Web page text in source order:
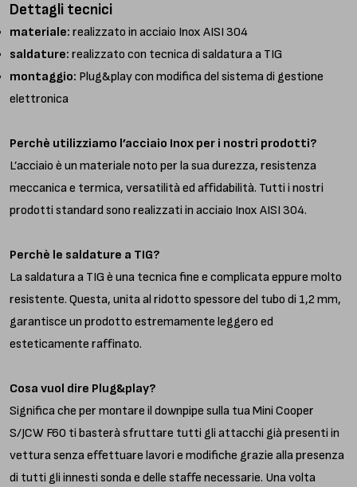
Dettagli tecnici
materiale: realizzato in acciaio Inox AISI 304
saldature: realizzato con tecnica di saldatura a TIG
montaggio: Plug&play con modifica del sistema di gestione
elettronica
Perchè utilizziamo l’acciaio Inox per i nostri prodotti?
L’acciaio è un materiale noto per la sua durezza, resistenza
meccanica e termica, versatilità ed affidabilità. Tutti i nostri
prodotti standard sono realizzati in acciaio Inox AISI 304.
Perchè le saldature a TIG?
La saldatura a TIG è una tecnica fine e complicata eppure molto
resistente. Questa, unita al ridotto spessore del tubo di 1,2 mm,
garantisce un prodotto estremamente leggero ed
esteticamente raffinato.
Cosa vuol dire Plug&play?
Significa che per montare il downpipe sulla tua Mini Cooper
S/JCW F60 ti basterà sfruttare tutti gli attacchi già presenti in
vettura senza effettuare lavori e modifiche grazie alla presenza
di tutti gli innesti sonda e delle staffe necessarie. Una volta